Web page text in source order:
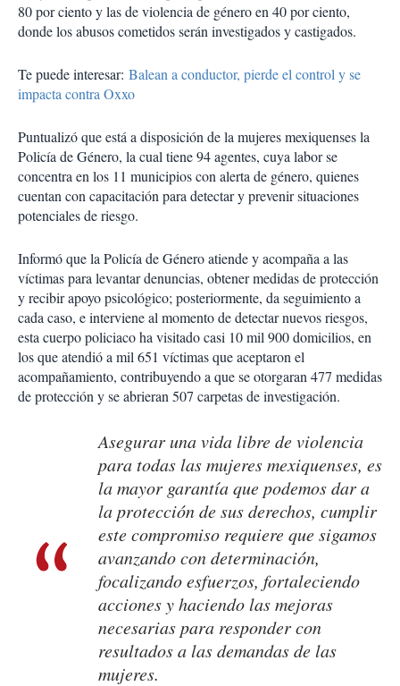
80 por ciento y las de violencia de género en 40 por ciento,
donde los abusos cometidos serán investigados y castigados.
Te puede interesar: Balean a conductor, pierde el control y se
impacta contra Oxxo
Puntualizó que está a disposición de la mujeres mexiquenses la
Policía de Género, la cual tiene 94 agentes, cuya labor se
concentra en los 11 municipios con alerta de género, quienes
cuentan con capacitación para detectar y prevenir situaciones
potenciales de riesgo.
Informó que la Policía de Género atiende y acompaña a las
víctimas para levantar denuncias, obtener medidas de protección
y recibir apoyo psicológico; posteriormente, da seguimiento a
cada caso, e interviene al momento de detectar nuevos riesgos,
esta cuerpo policiaco ha visitado casi 10 mil 900 domicilios, en
los que atendió a mil 651 víctimas que aceptaron el
acompañamiento, contribuyendo a que se otorgaran 477 medidas
de protección y se abrieran 507 carpetas de investigación.
Asegurar una vida libre de violencia
para todas las mujeres mexiquenses, es
la mayor garantía que podemos dar a
la protección de sus derechos, cumplir
este compromiso requiere que sigamos
avanzando con determinación,
focalizando esfuerzos, fortaleciendo
acciones y haciendo las mejoras
necesarias para responder con
resultados a las demandas de las
mujeres.